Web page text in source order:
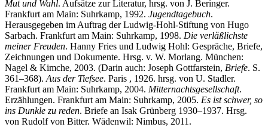
Mut und Wahl. Aufsätze zur Literatur, hrsg. von J. Beringer.
Frankfurt am Main: Suhrkamp, 1992. Jugendtagebuch.
Herausgegeben im Auftrag der Ludwig-Hohl-Stiftung von Hugo
Sarbach. Frankfurt am Main: Suhrkamp, 1998. Die verläßlichste
meiner Freuden. Hanny Fries und Ludwig Hohl: Gespräche, Briefe,
Zeichnungen und Dokumente. Hrsg. v. W. Morlang. München:
Nagel & Kimche, 2003. (Darin auch: Joseph Gottfarstein, Briefe. S.
361–368). Aus der Tiefsee. Paris , 1926. hrsg. von U. Stadler.
Frankfurt am Main: Suhrkamp, 2004. Mitternachtsgesellschaft.
Erzählungen. Frankfurt am Main: Suhrkamp, 2005. Es ist schwer, so
ins Dunkle zu reden. Briefe an Isak Grünberg 1930–1937. Hrsg.
von Rudolf von Bitter. Wädenwil: Nimbus, 2011.